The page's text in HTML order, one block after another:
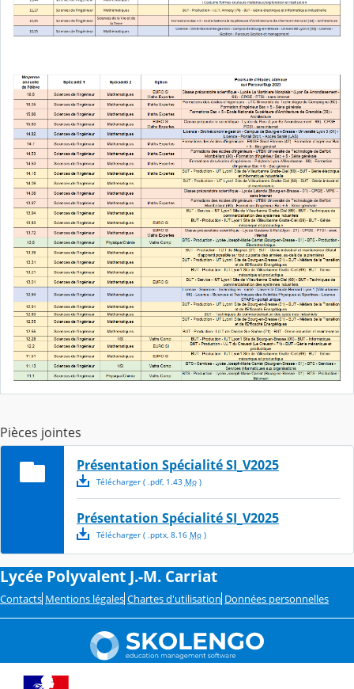
Pièces jointes
Présentation Spécialité SI_V2025
Télécharger( .pdf, 1.43 Mo)
Présentation Spécialité SI_V2025
Télécharger( .pptx, 8.16 Mo)
Lycée Polyvalent J.-M. Carriat
Contacts Mentions légales Chartes d'utilisation Données personnelles